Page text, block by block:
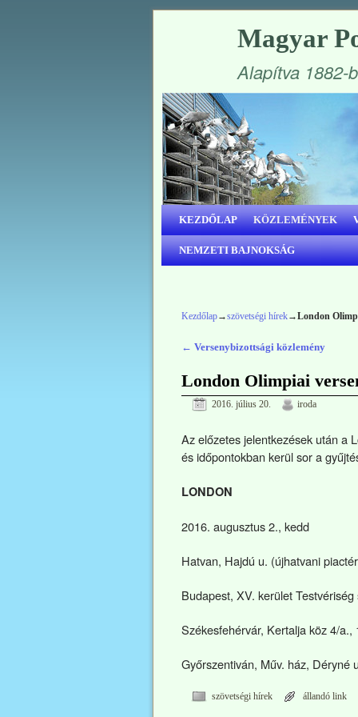
Magyar
Alapítva 1882-
Ugrás a főtartalomra
Ugrás a másodlagos tartalomra
KEZDŐLAP KÖZLEMÉNYEK
NEMZETI BAJNOKSÁG
Kezdőlap→szövetségi hírek→London
Bejegyzés navigáció
← Versenybizottsági közlemény
London Olimpiai
2016. július 20. iroda
Az előzetes jelentkezések után a
és időpontokban kerül sor a
LONDON
2016. augusztus 2., kedd
Hatvan, Hajdú u. (újhatvani
Budapest, XV. kerület
Székesfehérvár, Kertalja köz 4/a.,
Győrszentiván, Műv. ház, Déryné
szövetségi hírek állandó link